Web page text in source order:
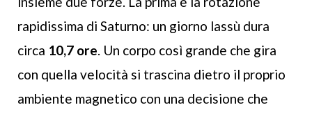
rapidissima di Saturno: un giorno lassù dura
circa 10,7 ore. Un corpo così grande che gira
con quella velocità si trascina dietro il proprio
ambiente magnetico con una decisione che